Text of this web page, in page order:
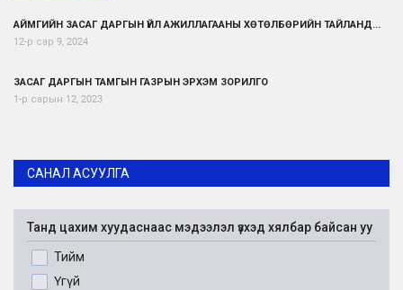
АЙМГИЙН ЗАСАГ ДАРГЫН ҮЙЛ АЖИЛЛАГААНЫ ХӨТӨЛБӨРИЙН ТАЙЛАНД...
12-р сар 9, 2024
ЗАСАГ ДАРГЫН ТАМГЫН ГАЗРЫН ЭРХЭМ ЗОРИЛГО
1-р сарын 12, 2023
САНАЛ АСУУЛГА
Танд цахим хуудаснаас мэдээлэл үзхэд хялбар байсан уу
Тийм
Үгүй